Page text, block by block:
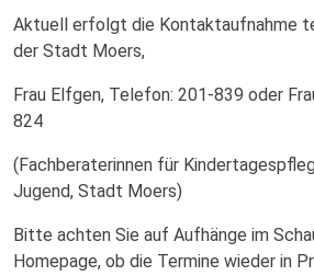
Aktuell erfolgt die Kontaktaufnahme
der Stadt Moers,
Frau Elfgen, Telefon: 201-839 oder
824
(Fachberaterinnen für
Jugend, Stadt Moers)
Bitte achten Sie auf Aufhänge im
Homepage, ob die Termine wieder in